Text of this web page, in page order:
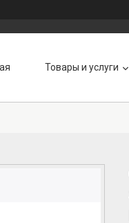
Товары и услуги